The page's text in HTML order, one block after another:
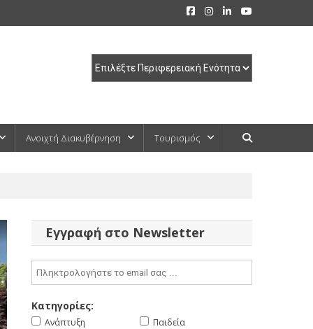
Ανοιχτή Διακυβέρνηση Τουρισμός
Εγγραφή στο Newsletter
Κατηγορίες:
Ανάπτυξη
Παιδεία